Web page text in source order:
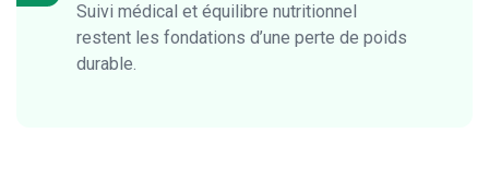
Suivi médical et équilibre nutritionnel
restent les fondations d’une perte de poids
durable.